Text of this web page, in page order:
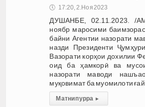
🕔 17:20, 2.Ноя 2023
ДУШАНБЕ, 02.11.2023. /
ноябр маросими
байни Агентии назорати
назди Президенти
Вазорати корҳои дохилии
оид ба ҳамкорӣ ва
назорати маводи
муқовимат ба муомилоти
Матни пурра ▸